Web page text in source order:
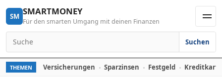
Skip to content
SM SMARTMONEY
Für den smarten Umgang mit deinen Finanzen
Search for:
Suchen
THEMEN Versicherungen Sparzinsen Festgeld